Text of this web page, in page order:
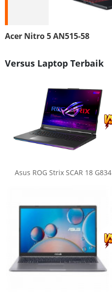
Acer Nitro 5 AN515-58
Versus Laptop Terbaik
Asus ROG Strix SCAR 18 G834